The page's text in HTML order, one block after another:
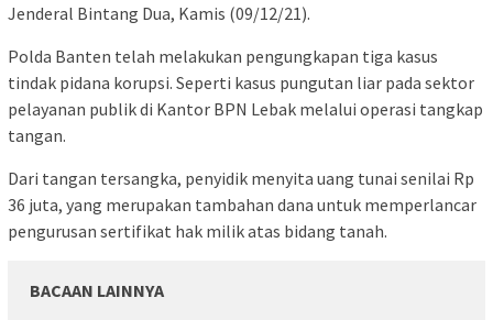
Jenderal Bintang Dua, Kamis (09/12/21).
Polda Banten telah melakukan pengungkapan tiga kasus
tindak pidana korupsi. Seperti kasus pungutan liar pada sektor
pelayanan publik di Kantor BPN Lebak melalui operasi tangkap
tangan.
Dari tangan tersangka, penyidik menyita uang tunai senilai Rp
36 juta, yang merupakan tambahan dana untuk memperlancar
pengurusan sertifikat hak milik atas bidang tanah.
BACAAN LAINNYA